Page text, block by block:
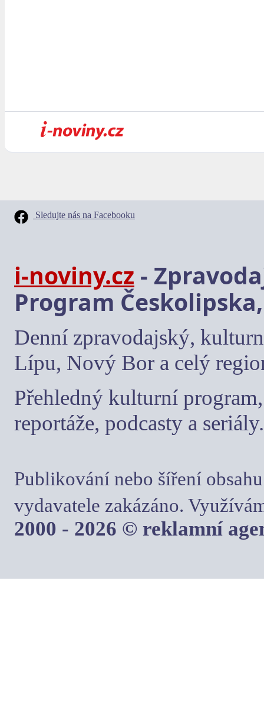
Sledujte nás na Facebooku
i-noviny.cz -
Program
Denní zpravodajský,
Lípu, Nový Bor a celý
Přehledný kulturní
reportáže, podcasty a seriály.
Publikování nebo šíření
vydavatele zakázáno.
2000 - 2026 © reklamní